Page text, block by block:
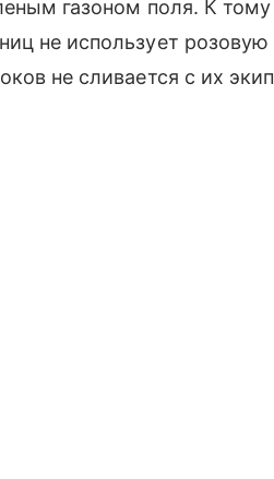
газоном поля. К
не использует
не сливается с их